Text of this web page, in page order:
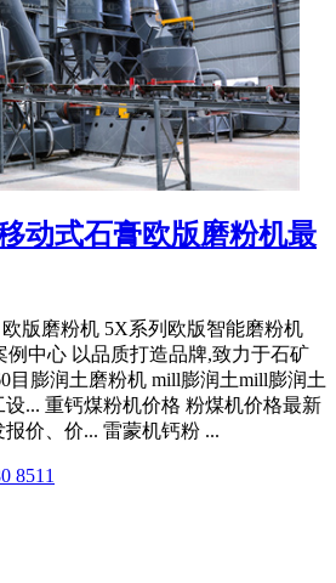
动式石膏欧版磨粉机最
版磨粉机 5X系列欧版智能磨粉机
例中心 以品质打造品牌,致力于石矿
目膨润土磨粉机 mill膨润土mill膨润土
... 重钙煤粉机价格 粉煤机价格最新
价、价... 雷蒙机钙粉 ...
8511